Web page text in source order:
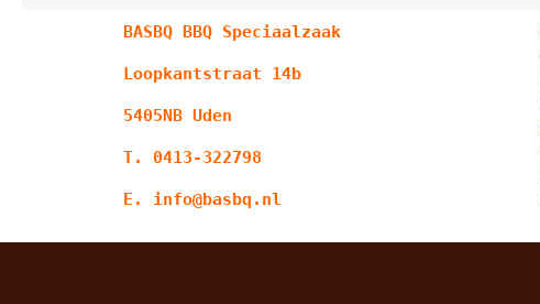
BASBQ BBQ Speciaalzaak
Loopkantstraat 14b
5405NB Uden
T. 0413-322798
E. info@basbq.nl